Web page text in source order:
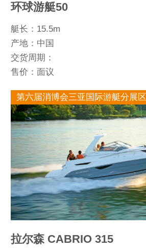
环球游艇50
艇长：15.5m
产地：中国
交货周期：
售价：面议
第六届消博会三亚国际游艇分展
拉尔森 CABRIO 315